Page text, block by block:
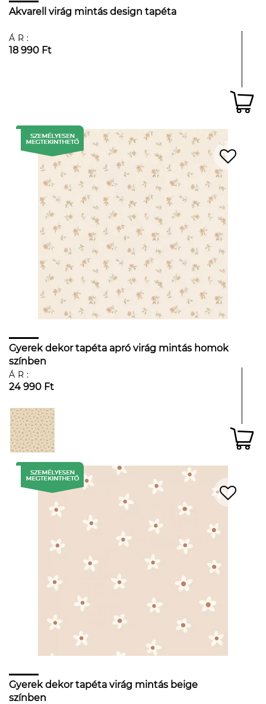
Akvarell virág mintás design tapéta
ÁR:
18 990 Ft
Gyerek dekor tapéta apró virág mintás homok
színben
ÁR:
24 990 Ft
Gyerek dekor tapéta virág mintás beige
színben